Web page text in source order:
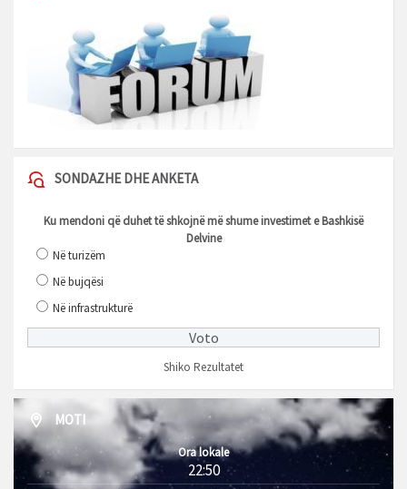
SONDAZHE DHE ANKETA
Ku mendoni që duhet të shkojnë më shume investimet e Bashkisë
Delvine
Në turizëm
Në bujqësi
Në infrastrukturë
Shiko Rezultatet
MOTI
Ora lokale
22:50